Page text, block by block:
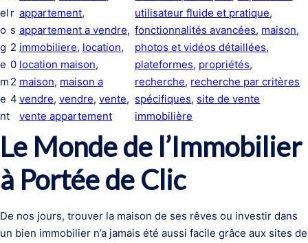
el
o
g
e
m
e
nt
r
s
2
0
2
4
appartement
appartement a vendre
immobiliere, location
location maison
maison, maison a
vendre, vendre, vente
vente appartement
utilisateur fluide et pratique
fonctionnalités avancées, maison
photos et vidéos détaillées
plateformes, propriétés
recherche, recherche par critères
spécifiques, site de vente
immobilière
Le Monde de l’Immobilier
à Portée de Clic
De nos jours, trouver la maison de ses rêves ou investir dans
un bien immobilier n’a jamais été aussi facile grâce aux sites de